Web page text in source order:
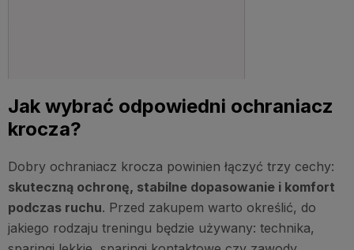
Jak wybrać odpowiedni ochraniacz
krocza?
Dobry ochraniacz krocza powinien łączyć trzy cechy:
skuteczną ochronę, stabilne dopasowanie i komfort
podczas ruchu. Przed zakupem warto określić, do
jakiego rodzaju treningu będzie używany: technika,